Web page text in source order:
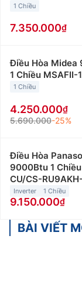
1 Chiều
7.350.000
Điều Hòa Midea
1 Chiều MSAFII-
1 Chiều
4.250.000
5.690.000-25%
Điều Hòa
9000Btu 1
CU/CS-
Inverter 1 Chiều
9.150.000
BÀI VIẾT